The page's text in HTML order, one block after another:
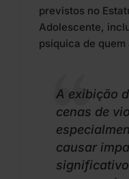
previstos no
Adolescente,
psíquica de
A exibição
cenas de
causar